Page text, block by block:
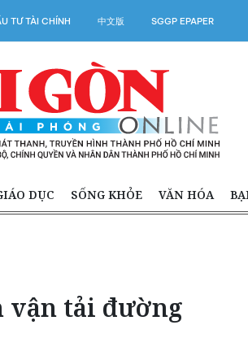
TƯ TÀI CHÍNH 中文版 SGGP EPAPER
DỤC SỐNG KHỎE VĂN HÓA
vận tải đường